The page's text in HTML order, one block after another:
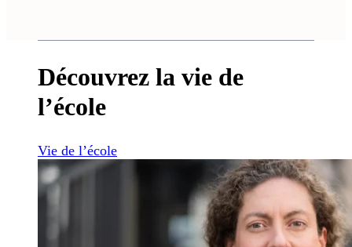
Découvrez la vie de
l’école
Vie de l’école